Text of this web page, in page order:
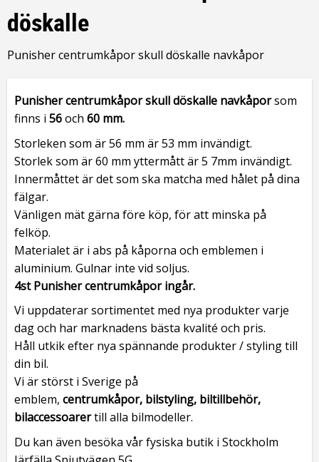
döskalle
Punisher centrumkåpor skull döskalle navkåpor
Punisher centrumkåpor skull döskalle navkåporsom
finns i 56och 60 mm.
Storleken som är 56 mm är 53 mm invändigt.
Storlek som är 60 mm yttermått är 5 7mm invändigt.
Innermåttet är det som ska matcha med hålet på dina
fälgar.
Vänligen mät gärna före köp, för att minska på
felköp.
Materialet är i abs på kåporna och emblemen i
aluminium. Gulnar inte vid soljus.
4st Punisher centrumkåpor ingår.
Vi uppdaterar sortimentet med nya produkter varje
dag och har marknadens bästa kvalité och pris.
Håll utkik efter nya spännande produkter / styling till
din bil.
Vi är störst i Sverige på
emblem, centrumkåpor, bilstyling, biltillbehör,
bilaccessoarertill alla bilmodeller.
Du kan även besöka vår fysiska butik i Stockholm